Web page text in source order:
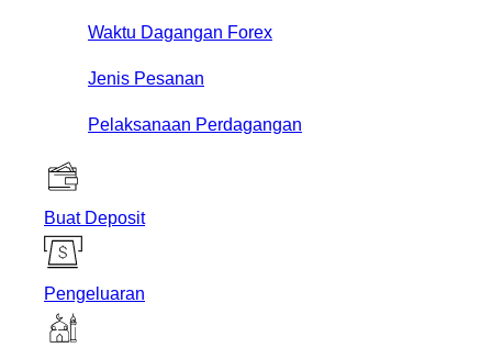
Waktu Dagangan Forex
Jenis Pesanan
Pelaksanaan Perdagangan
Buat Deposit
Pengeluaran